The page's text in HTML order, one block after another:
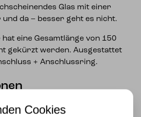
Glas mit einer
da – besser geht es nicht.
eine Gesamtlänge von 150
gekürzt werden. Ausgestattet
+ Anschlussring.
Cookies